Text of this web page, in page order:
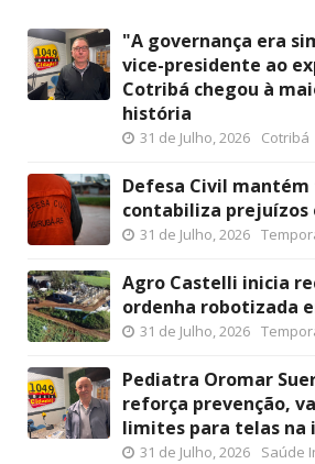
"A governança era
vice-presidente ao
Cotribá chegou à
história
31 de Julho, 2026 Cotribá
Defesa Civil
contabiliza prejuízos
31 de Julho, 2026
Agro Castelli inicia
ordenha robotizada
31 de Julho, 2026
Pediatra Oromar
reforça prevenção,
limites para telas na
31 de Julho, 2026 Saúde